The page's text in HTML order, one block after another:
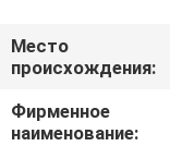
ФАБРИКИ
Место
происхождения:
Фирменное
наименование: